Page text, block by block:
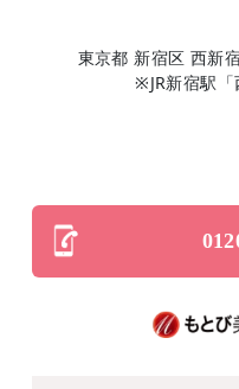
東京都 新宿区 西新
※JR新宿駅